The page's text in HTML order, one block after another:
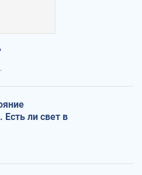
Есть ли свет в